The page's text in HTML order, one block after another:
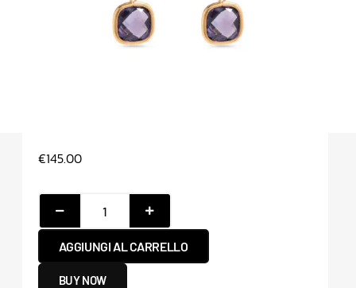
€145.00
BUY NOW
AGGIUNGI AL CARRELLO